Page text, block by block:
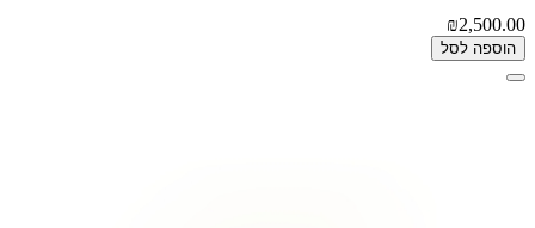
₪2,500.00
הוספה לסל